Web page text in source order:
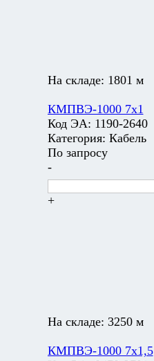
На складе: 1801 м
КМПВЭ-1000 7х1
Код ЭА: 1190-2640
Категория: Кабель
По запросу
-
+
На складе: 3250 м
КМПВЭ-1000 7х1,5